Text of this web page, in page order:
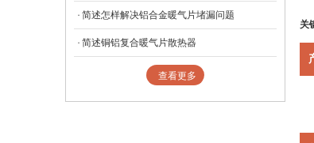
关
简述怎样解决铝合金暖气片堵漏问题
简述铜铝复合暖气片散热器
查看更多